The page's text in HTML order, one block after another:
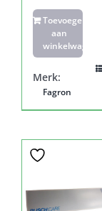
Toevoegen
aan
winkelwagen
Merk:
Fagron